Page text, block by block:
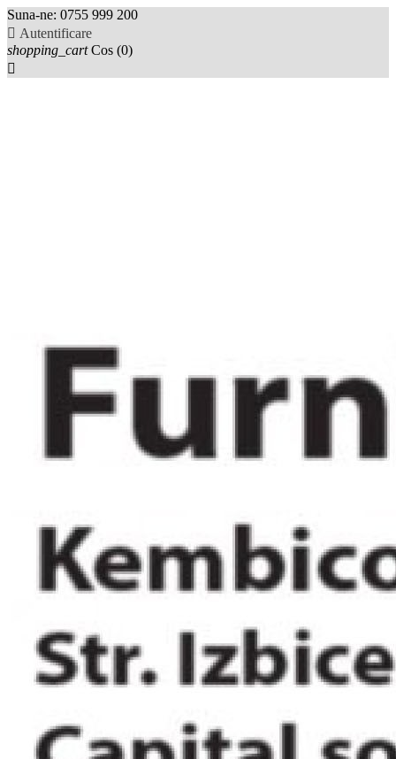
Suna-ne: 0755 999 200
 Autentificare
shopping_cart Cos (0)
